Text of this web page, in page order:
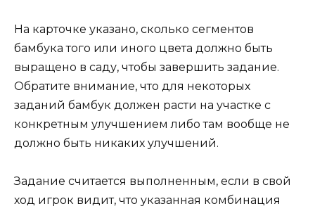
На карточке указано, сколько сегментов
бамбука того или иного цвета должно быть
выращено в саду, чтобы завершить задание.
Обратите внимание, что для некоторых
заданий бамбук должен расти на участке с
конкретным улучшением либо там вообще не
должно быть никаких улучшений.
Задание считается выполненным, если в свой
ход игрок видит, что указанная комбинация